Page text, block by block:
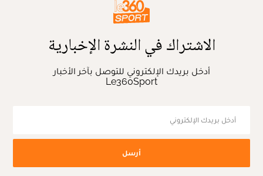
الاشتراك في النشرة الإخبارية
أدخل بريدك الإلكتروني للتوصل بآخر الأخبار
Le360Sport
أرسل